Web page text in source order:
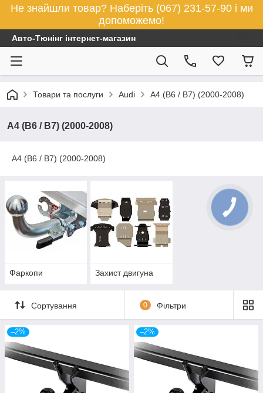
Не знайшли товар? Наберіть (067) 231-57-90 і ми
допоможемо!
Авто-Тюнінг інтернет-магазин
Товари та послуги Audi A4 (B6 / В7) (2000-2008)
A4 (B6 / В7) (2000-2008)
A4 (B6 / В7) (2000-2008)
Фаркопи Захист двигуна
Сортування 0 Фільтри
–2% –2%